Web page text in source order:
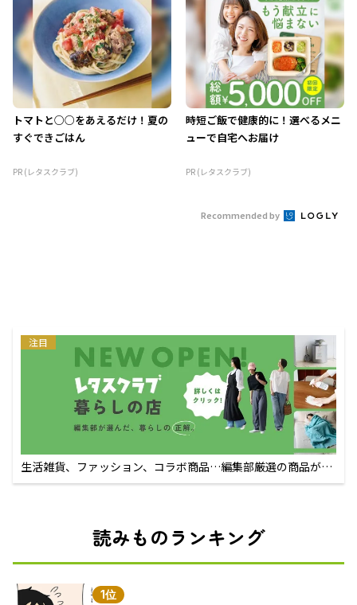
トマトと○○をあえるだけ！夏の
すぐできごはん
PR (レタスクラブ)
時短ご飯で健康的に！選べるメニ
ューで自宅へお届け
PR (レタスクラブ)
Recommended by
注目
生活雑貨、ファッション、コラボ商品…編集部厳選の商品が買
えるECサイト
読みものランキング
1位